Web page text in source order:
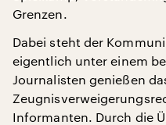
Grenzen.
Dabei steht der
eigentlich unter einem
Journalisten genießen
Informanten. Durch die